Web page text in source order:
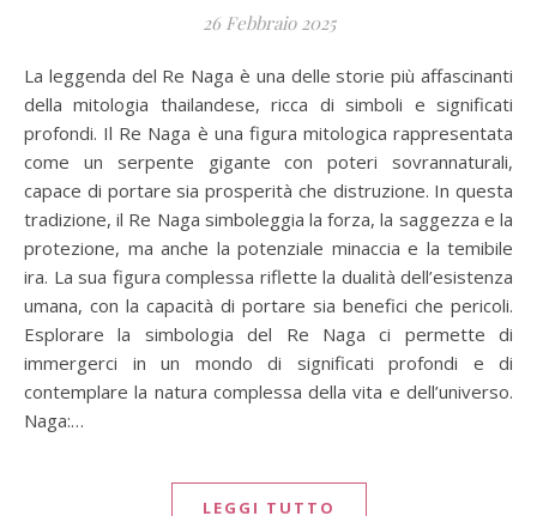
26 Febbraio 2025
La leggenda del Re Naga è una delle storie più affascinanti
della mitologia thailandese, ricca di simboli e significati
profondi. Il Re Naga è una figura mitologica rappresentata
come un serpente gigante con poteri sovrannaturali,
capace di portare sia prosperità che distruzione. In questa
tradizione, il Re Naga simboleggia la forza, la saggezza e la
protezione, ma anche la potenziale minaccia e la temibile
ira. La sua figura complessa riflette la dualità dell’esistenza
umana, con la capacità di portare sia benefici che pericoli.
Esplorare la simbologia del Re Naga ci permette di
immergerci in un mondo di significati profondi e di
contemplare la natura complessa della vita e dell’universo.
Naga:…
LEGGI TUTTO